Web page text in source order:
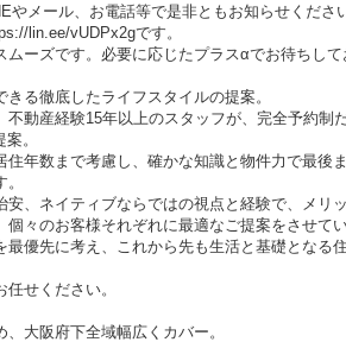
やメール、お電話等で是非ともお知らせくださ
lin.ee/vUDPx2gです。
ムーズです。必要に応じたプラスαでお待ちして
る徹底したライフスタイルの提案。
不動産経験15年以上のスタッフが、完全予約制
。
住年数まで考慮し、確かな知識と物件力で最後
安、ネイティブならではの視点と経験で、メリ
個々のお客様それぞれに最適なご提案をさせてい
最優先に考え、これから先も生活と基礎となる
せください。
大阪府下全域幅広くカバー。